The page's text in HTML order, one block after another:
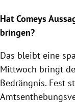
Hat Comeys
bringen?
Das bleibt eine
Mittwoch bringt
Bedrängnis. Fest